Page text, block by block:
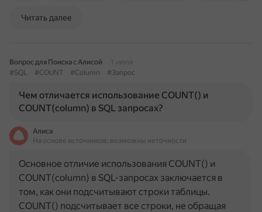
Читать далее
Вопрос для Поиска с Алисой
1 июля
#SQL
#COUNT #Column #Запрос
Чем отличается использование COUNT() и
COUNT(column) в SQL запросах?
Алиса
На основе источников, возможны неточности
Основное отличие использования COUNT() и
COUNT(column) в SQL-запросах заключается в
том, как они подсчитывают строки таблицы.
COUNT() подсчитывает все строки, не обращая